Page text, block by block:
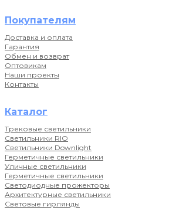
Покупателям
Доставка и оплата
Гарантия
Обмен и возврат
Оптовикам
Наши проекты
Контакты
Каталог
Трековые светильники
Светильники RIO
Светильники Downlight
Герметичные светильники
Уличные светильники
Герметичные светильники
Светодиодные прожекторы
Архитектурные светильники
Световые гирлянды